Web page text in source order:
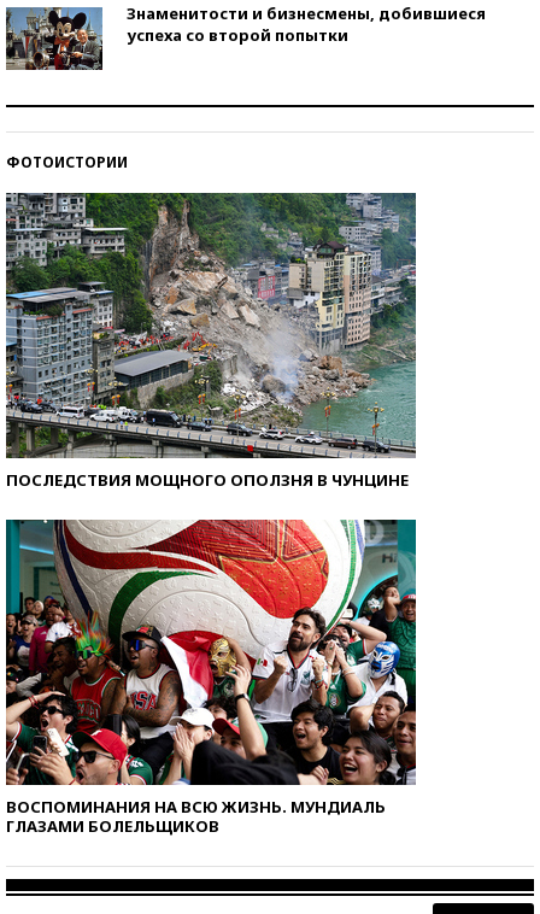
Знаменитости и бизнесмены, добившиеся
успеха со второй попытки
ФОТОИСТОРИИ
ПОСЛЕДСТВИЯ МОЩНОГО ОПОЛЗНЯ В ЧУНЦИНЕ
ВОСПОМИНАНИЯ НА ВСЮ ЖИЗНЬ. МУНДИАЛЬ
ГЛАЗАМИ БОЛЕЛЬЩИКОВ